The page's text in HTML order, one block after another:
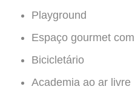
Playground
Espaço gourmet
Bicicletário
Academia ao ar livre